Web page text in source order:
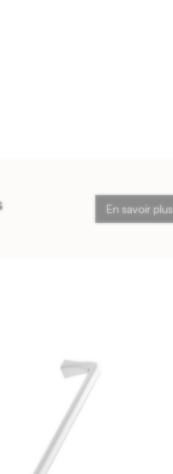
En savoir plus